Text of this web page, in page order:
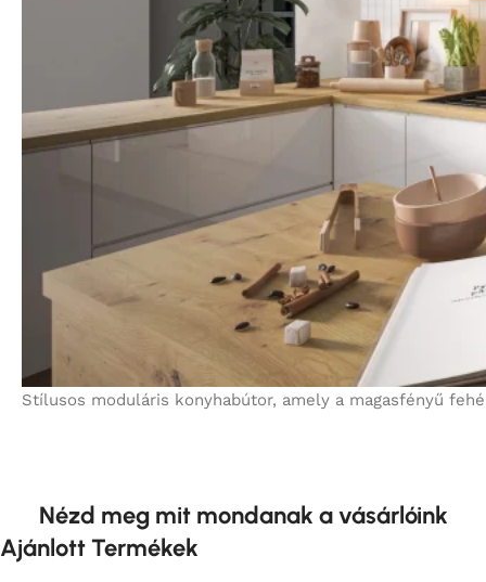
Stílusos moduláris konyhabútor, amely a magasfényű
Nézd meg mit mondanak a vásárlóink
Ajánlott Termékek